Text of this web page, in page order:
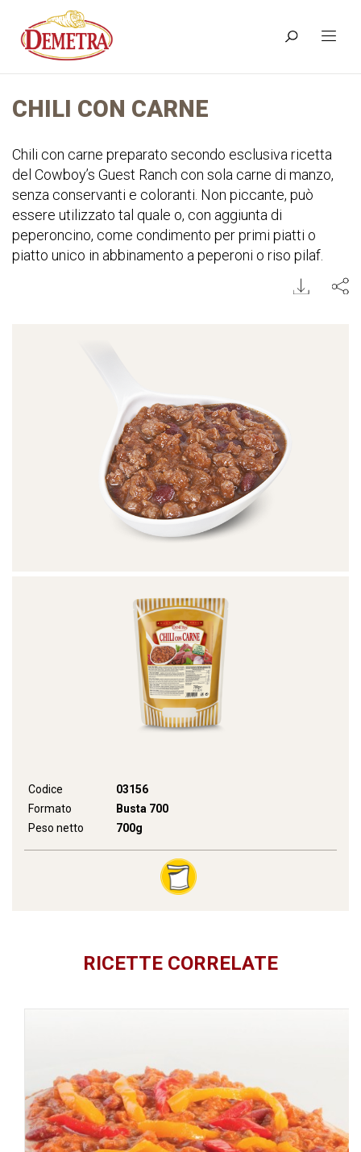
CHILI CON CARNE
Chili con carne preparato secondo esclusiva ricetta
del Cowboy’s Guest Ranch con sola carne di manzo,
senza conservanti e coloranti. Non piccante, può
essere utilizzato tal quale o, con aggiunta di
peperoncino, come condimento per primi piatti o
piatto unico in abbinamento a peperoni o riso pilaf.
Codice
03156
Formato
Busta 700
Peso netto
700g
RICETTE CORRELATE